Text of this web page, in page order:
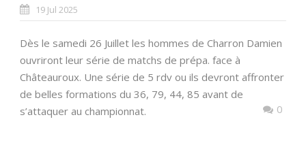
19 Jul 2025
Dès le samedi 26 Juillet les hommes de Charron Damien
ouvriront leur série de matchs de prépa. face à
Châteauroux. Une série de 5 rdv ou ils devront affronter
de belles formations du 36, 79, 44, 85 avant de
s’attaquer au championnat.
0